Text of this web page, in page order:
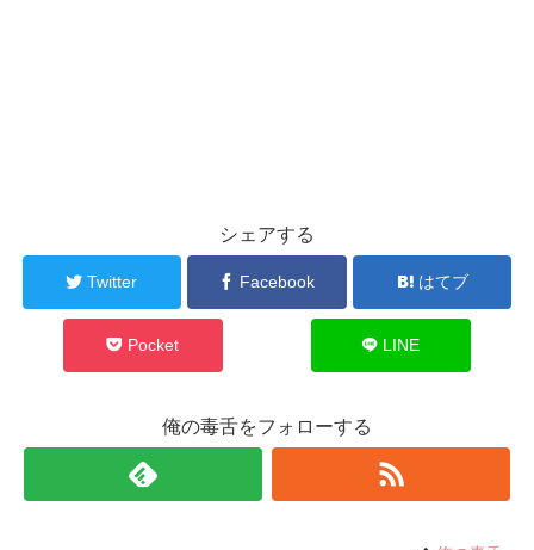
シェアする
Twitter Facebook はてブ
Pocket LINE
俺の毒舌をフォローする